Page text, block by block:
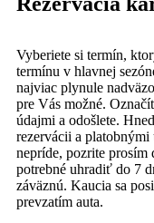
Vyberiete si termín,
termínu v hlavnej
najviac plynule
pre Vás možné.
údajmi a odošlete.
rezervácii a
nepríde, pozrite prosím
potrebné uhradiť do 7
záväznú. Kaucia sa
prevzatím auta.